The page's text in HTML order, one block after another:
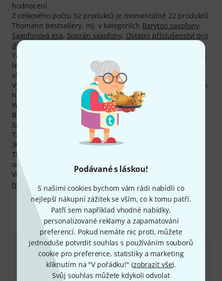
Podávané s láskou!
S našimi cookies bychom vám rádi nabídli co
nejlepší nákupní zážitek se vším, co k tomu patří.
Patří sem například vhodné nabídky,
personalizované reklamy a zapamatování
preferencí. Pokud nemáte nic proti, můžete
jednoduše potvrdit souhlas s používáním souborů
cookie pro preference, statistiky a marketing
kliknutím na "V pořádku!" (zobrazit vše).
Svůj souhlas můžete kdykoli odvolat
hodnocení.
Z celkového počtu 92 produktů je momentálně 22 produktů
Thomann bestsellery, mj. v kategoriích Baryton saxofony,
Saxofonová esa, Soprán saxofony, Ostatní příslušenství pro
dřevěné nástroje
Yanagisawa poskytuje na svoje produkty standardně jen 2-
letou záruku, s naší 3letou zárukou firmy Thomann jste
však chráněni o jeden rok déle.
Vybavení značky Yanagisawa používá také mnoho známých
hudebníků, např. GLENN ZOTTOLA, ROCCO BARBATO, ED
WYNNE, TIA FULLER, BRUCE WILLIAMS, ANTONIO HART,
BRIAN ULRICH, MARION MEADOWS, STEVE SLAGLE a
SAPPHRON OBOIS.
Také na produkty Yanagisawa Vám poskytujeme naši
30denní záruku vrácení peněz, 3letou záruku firmy
Thomann a mnoho dalších služeb, jako kompententní
odborníky, servis na místě, financování a mnoho dalšího.
Více informací o výrobci najdete zde:
http://www.yanagisawasaxophones.com
Kontaktujte nás
Zákaznický servis - Česko